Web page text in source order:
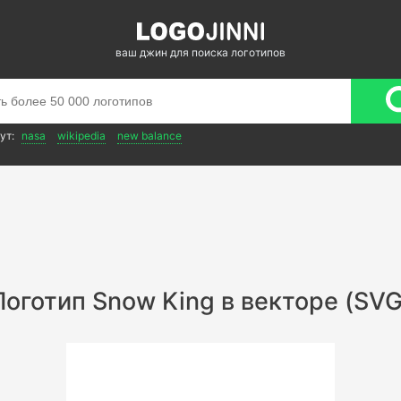
ваш джин для поиска логотипов
nasa wikipedia new balance
Snow King в векторе